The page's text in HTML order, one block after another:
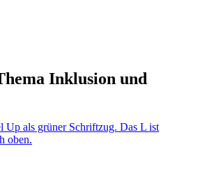
Inklusion und